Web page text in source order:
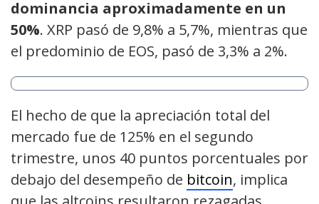
dominancia aproximadamente en un
50%. XRP pasó de 9,8% a 5,7%, mientras que
el predominio de EOS, pasó de 3,3% a 2%.
El hecho de que la apreciación total del
mercado fue de 125% en el segundo
trimestre, unos 40 puntos porcentuales por
debajo del desempeño de bitcoin, implica